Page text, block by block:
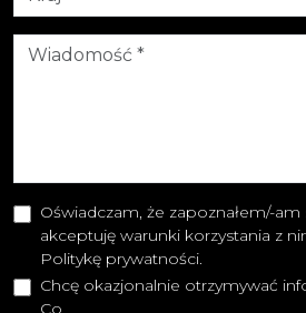
Oświadczam, że zapoznałem/-
akceptuję warunki korzystania z
Politykę prywatności.
Chcę okazjonalnie otrzymywać